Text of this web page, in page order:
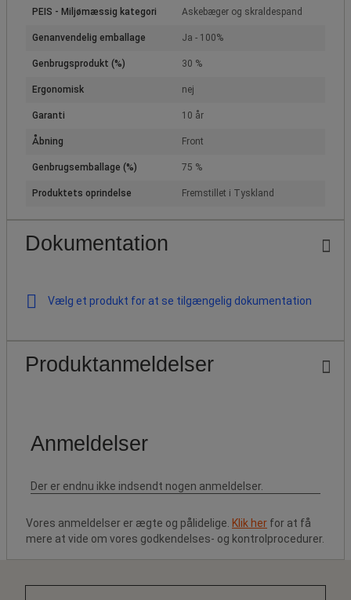
PEIS - Miljømæssig kategori Askebæger og skraldespand
Genanvendelig emballage Ja - 100%
Genbrugsprodukt (%) 30 %
Ergonomisk nej
Garanti 10 år
Åbning Front
Genbrugsemballage (%) 75 %
Produktets oprindelse Fremstillet i Tyskland
Dokumentation
Vælg et produkt for at se tilgængelig dokumentation
Produktanmeldelser
Vores anmeldelser er ægte og pålidelige. Klik her for at få
mere at vide om vores godkendelses- og kontrolprocedurer.